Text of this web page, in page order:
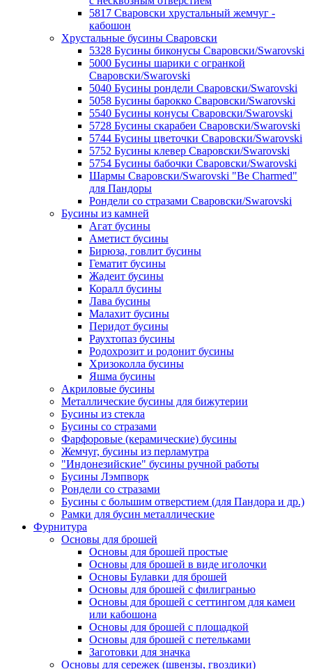
5817 Сваровски хрустальный жемчуг -
кабошон
Хрустальные бусины Сваровски
5328 Бусины биконусы Сваровски/Swarovski
5000 Бусины шарики с огранкой
Сваровски/Swarovski
5040 Бусины рондели Сваровски/Swarovski
5058 Бусины барокко Сваровски/Swarovski
5540 Бусины конусы Сваровски/Swarovski
5728 Бусины скарабеи Сваровски/Swarovski
5744 Бусины цветочки Сваровски/Swarovski
5752 Бусины клевер Сваровски/Swarovski
5754 Бусины бабочки Сваровски/Swarovski
Шармы Сваровски/Swarovski "Be Charmed"
для Пандоры
Рондели со стразами Сваровски/Swarovski
Бусины из камней
Агат бусины
Аметист бусины
Бирюза, говлит бусины
Гематит бусины
Жадеит бусины
Коралл бусины
Лава бусины
Малахит бусины
Перидот бусины
Раухтопаз бусины
Родохрозит и родонит бусины
Хризоколла бусины
Яшма бусины
Акриловые бусины
Металлические бусины для бижутерии
Бусины из стекла
Бусины со стразами
Фарфоровые (керамические) бусины
Жемчуг, бусины из перламутра
"Индонезийские" бусины ручной работы
Бусины Лэмпворк
Рондели со стразами
Бусины с большим отверстием (для Пандора и др.)
Рамки для бусин металлические
Фурнитура
Основы для брошей
Основы для брошей простые
Основы для брошей в виде иголочки
Основы Булавки для брошей
Основы для брошей с филигранью
Основы для брошей с сеттингом для камеи
или кабошона
Основы для брошей с площадкой
Основы для брошей с петельками
Заготовки для значка
Основы для сережек (швензы, гвоздики)